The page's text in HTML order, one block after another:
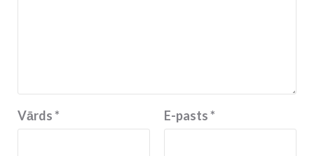
Vārds* E-pasts*